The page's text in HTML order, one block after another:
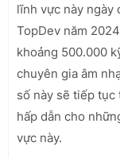
lĩnh vực này ngày
TopDev năm
khoảng 500.000
chuyên gia âm
số này sẽ tiếp tục
hấp dẫn cho
vực này.